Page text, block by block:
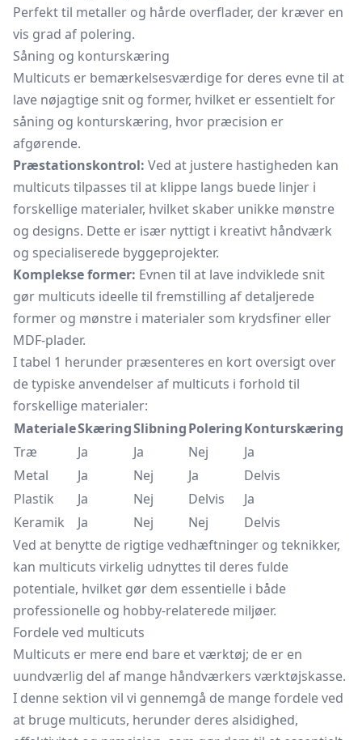
Perfekt til metaller og hårde overflader, der kræver en
vis grad af polering.
Såning og konturskæring
Multicuts er bemærkelsesværdige for deres evne til at
lave nøjagtige snit og former, hvilket er essentielt for
såning og konturskæring, hvor præcision er
afgørende.
Præstationskontrol: Ved at justere hastigheden kan
multicuts tilpasses til at klippe langs buede linjer i
forskellige materialer, hvilket skaber unikke mønstre
og designs. Dette er især nyttigt i kreativt håndværk
og specialiserede byggeprojekter.
Komplekse former: Evnen til at lave indviklede snit
gør multicuts ideelle til fremstilling af detaljerede
former og mønstre i materialer som krydsfiner eller
MDF-plader.
I tabel 1 herunder præsenteres en kort oversigt over
de typiske anvendelser af multicuts i forhold til
forskellige materialer:
MaterialeSkæringSlibningPoleringKonturskæring
Træ
Ja Ja Nej
Ja
Metal
Ja Nej Ja
Delvis
Plastik
Ja Nej Delvis
Ja
Keramik
Ja Nej Nej
Delvis
Ved at benytte de rigtige vedhæftninger og teknikker,
kan multicuts virkelig udnyttes til deres fulde
potentiale, hvilket gør dem essentielle i både
professionelle og hobby-relaterede miljøer.
Fordele ved multicuts
Multicuts er mere end bare et værktøj; de er en
uundværlig del af mange håndværkers værktøjskasse.
I denne sektion vil vi gennemgå de mange fordele ved
at bruge multicuts, herunder deres alsidighed,